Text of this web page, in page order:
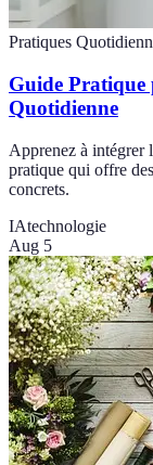
Pratiques
Guide
Quotidienne
Apprenez à intégrer
pratique qui offre
concrets.
IAtechnologie
Aug 5